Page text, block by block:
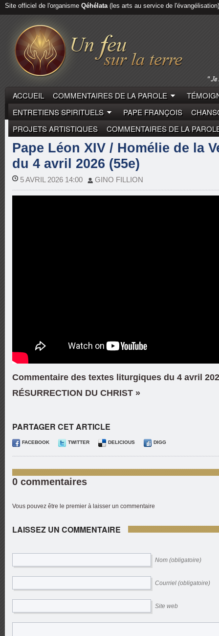
Site officiel de l'organisme Qéhélata(les arts au service de l'évangélisation)
ACCUEIL COMMENTAIRES DE LA PAROLE
ENTRETIENS SPIRITUELS
PAPE FRANÇOIS
PROJETS ARTISTIQUES
COMMENTAIRES DE LA
COMMENTAIRES DE LA PAROLE PAPE LÉON XIV
Pape Léon XIV / Homélie de la
du 4 avril 2026 (55e)
5 AVRIL 2026 14:00 GINO FILLION
Commentaire des textes liturgiques du 4 avril
RÉSURRECTION DU CHRIST »
PARTAGER CET ARTICLE
FACEBOOK TWITTER DELICIOUS DIGG
0 commentaires
Vous pouvez être le premier à laisser un commentaire
LAISSEZ UN COMMENTAIRE
Nom (obligatoire)
Courriel (obligatoire)
Site web